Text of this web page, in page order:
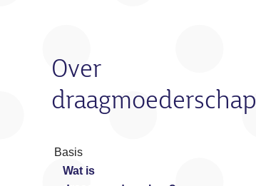
Over
draagmoederschap
Basis
Wat is